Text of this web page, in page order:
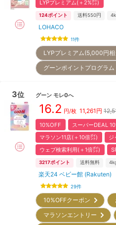
LYPプレミアム(＋2%㌽)
124ポイント 送料550円
LOHACO
11件
LYPプレミアム(5,000円
グーンポイントプログラ
3位 グーン モレ0へ
16.2 円/枚 11,261 円
10%OFF スーパーDEAL
マラソン11店(＋10倍㌽)
ジ
ウェブ検索利用(＋1倍㌽)
3217ポイント 送料無料
楽天24 ベビー館 (Rakuten)
29件
10%OFFクーポン
マラソンエントリー